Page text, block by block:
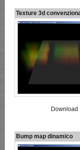
Texture 3d
Download
Bump map dinamico